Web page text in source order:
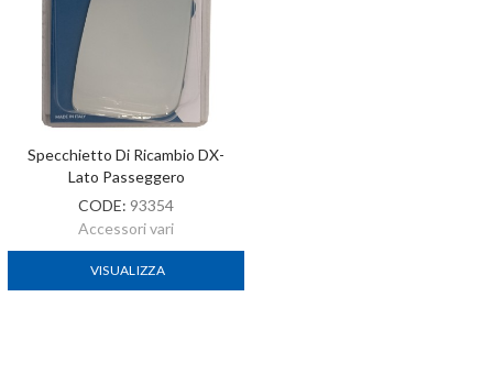
Specchietto Di Ricambio DX-
Lato Passeggero
CODE: 93354
Accessori vari
VISUALIZZA